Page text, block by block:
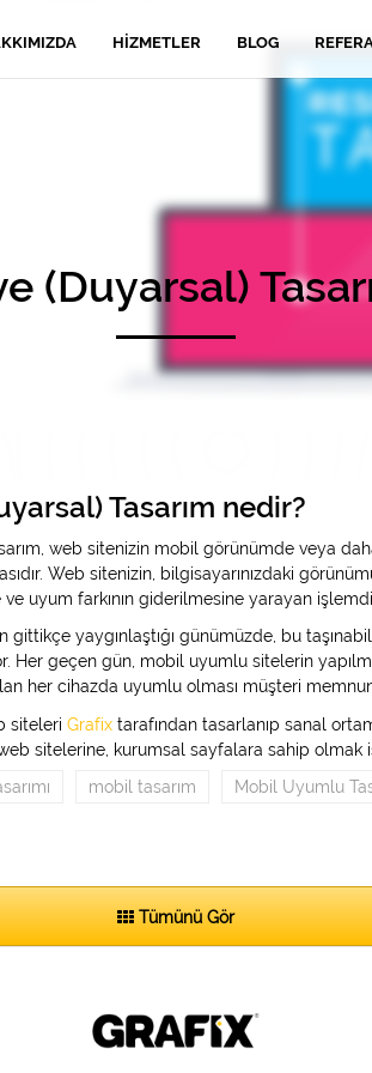
HIZMETLER BLOG
(Duyarsal)
Tasarım nedir?
web sitenizin mobil görünümde veya
Web sitenizin, bilgisayarınızdaki
uyum farkının giderilmesine yarayan
gittikçe yaygınlaştığı günümüzde, bu
Her geçen gün, mobil uyumlu sitelerin
her cihazda uyumlu olması müşteri
siteleriGrafix tarafından tasarlanıp sanal
sitelerine, kurumsal sayfalara sahip olmak
mobil tasarım Mobil Uyumlu
Tümünü Gör